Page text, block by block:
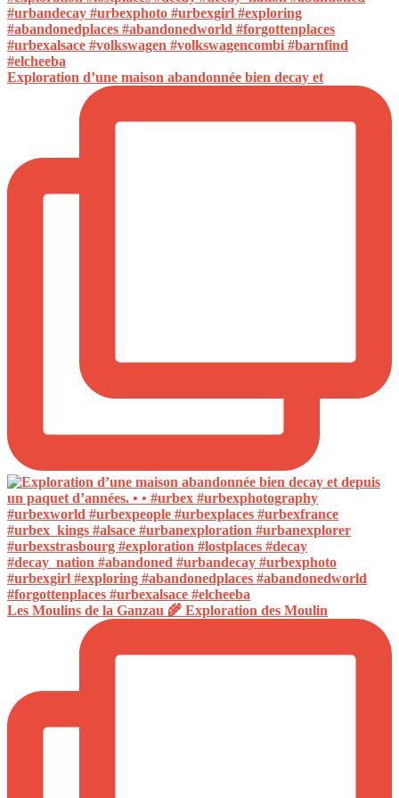
Exploration d’une maison abandonnée bien decay et
Les Moulins de la Ganzau 🌾 Exploration des Moulin